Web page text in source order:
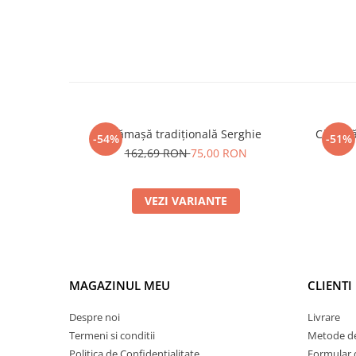
-54%Cămașă tradițională Serghie
162,69 RON75,00 RON
VEZI VARIANTE
-51%
MAGAZINUL MEU
Despre noi
Termeni si conditii
CLIENTI
Livrare
Metode